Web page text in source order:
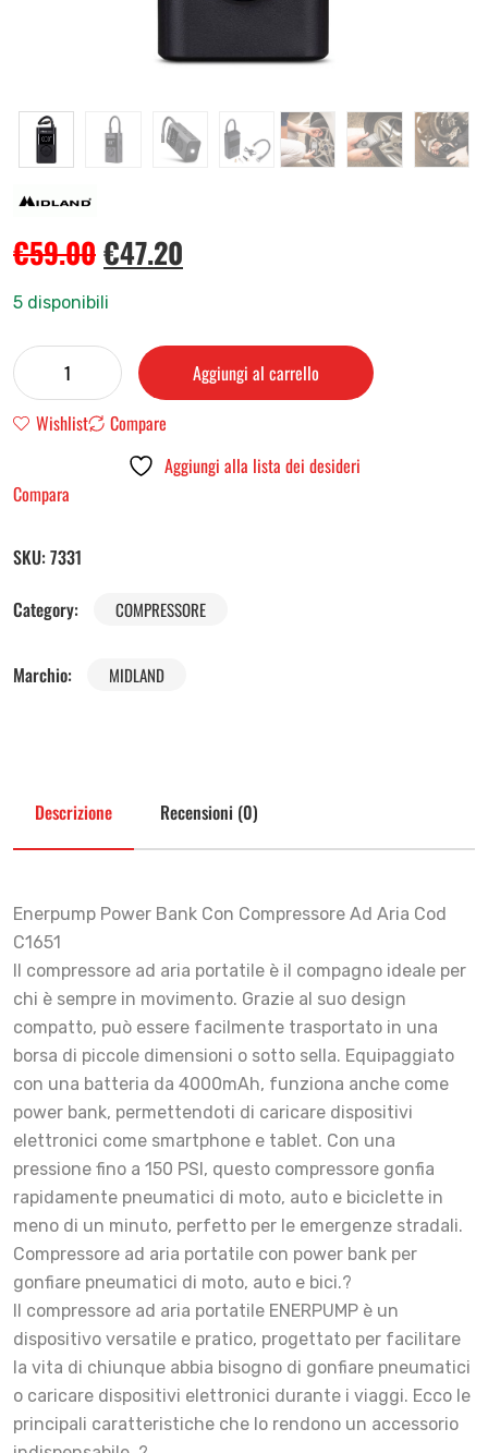
€59.00€47.20
5 disponibili
Aggiungi al carrello
Wishlist
Compare
Aggiungi alla lista dei desideri
Compara
SKU: 7331
Category:
COMPRESSORE
Marchio: MIDLAND
Descrizione Recensioni (0)
Enerpump Power Bank Con Compressore Ad Aria Cod
C1651
Il compressore ad aria portatile è il compagno ideale per
chi è sempre in movimento. Grazie al suo design
compatto, può essere facilmente trasportato in una
borsa di piccole dimensioni o sotto sella. Equipaggiato
con una batteria da 4000mAh, funziona anche come
power bank, permettendoti di caricare dispositivi
elettronici come smartphone e tablet. Con una
pressione fino a 150 PSI, questo compressore gonfia
rapidamente pneumatici di moto, auto e biciclette in
meno di un minuto, perfetto per le emergenze stradali.
Compressore ad aria portatile con power bank per
gonfiare pneumatici di moto, auto e bici.?
Il compressore ad aria portatile ENERPUMP è un
dispositivo versatile e pratico, progettato per facilitare
la vita di chiunque abbia bisogno di gonfiare pneumatici
o caricare dispositivi elettronici durante i viaggi. Ecco le
principali caratteristiche che lo rendono un accessorio